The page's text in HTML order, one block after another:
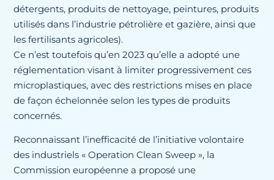
détergents, produits de nettoyage, peintures, produits
utilisés dans l’industrie pétrolière et gazière, ainsi que
les fertilisants agricoles).
Ce n’est toutefois qu’en 2023 qu’elle a adopté une
réglementation visant à limiter progressivement ces
microplastiques, avec des restrictions mises en place
de façon échelonnée selon les types de produits
concernés.
Reconnaissant l’inefficacité de l’initiative volontaire
des industriels « Operation Clean Sweep », la
Commission européenne a proposé une